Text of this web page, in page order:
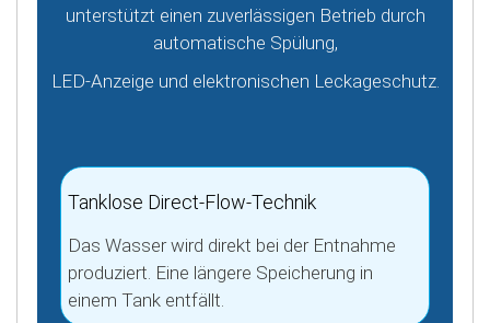
unterstützt einen zuverlässigen Betrieb durch
automatische Spülung,
LED-Anzeige und elektronischen Leckageschutz.
Tanklose Direct-Flow-Technik
Das Wasser wird direkt bei der Entnahme
produziert. Eine längere Speicherung in
einem Tank entfällt.